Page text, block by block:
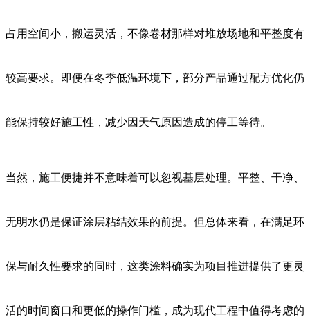
占用空间小，搬运灵活，不像卷材那样对堆放场地和平整度有
较高要求。即便在冬季低温环境下，部分产品通过配方优化仍
能保持较好施工性，减少因天气原因造成的停工等待。
当然，施工便捷并不意味着可以忽视基层处理。平整、干净、
无明水仍是保证涂层粘结效果的前提。但总体来看，在满足环
保与耐久性要求的同时，这类涂料确实为项目推进提供了更灵
活的时间窗口和更低的操作门槛，成为现代工程中值得考虑的